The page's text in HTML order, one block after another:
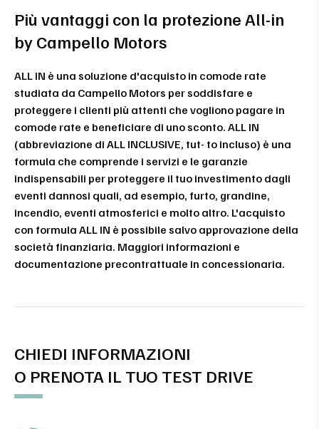
Più vantaggi con la protezione All-in
by Campello Motors
ALL IN è una soluzione d'acquisto in comode rate
studiata da Campello Motors per soddisfare e
proteggere i clienti più attenti che vogliono pagare in
comode rate e beneficiare di uno sconto. ALL IN
(abbreviazione di ALL INCLUSIVE, tut- to incluso) è una
formula che comprende i servizi e le garanzie
indispensabili per proteggere il tuo investimento dagli
eventi dannosi quali, ad esempio, furto, grandine,
incendio, eventi atmosferici e molto altro. L'acquisto
con formula ALL IN è possibile salvo approvazione della
società finanziaria. Maggiori informazioni e
documentazione precontrattuale in concessionaria.
CHIEDI INFORMAZIONI
O PRENOTA IL TUO TEST DRIVE